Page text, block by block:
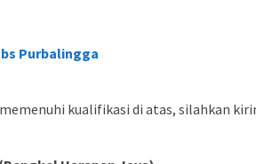
Purbalingga
kualifikasi di atas, silahkan